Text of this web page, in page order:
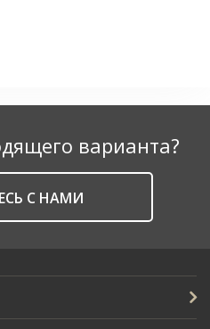
варианта?
С НАМИ